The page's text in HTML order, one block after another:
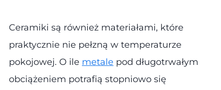
Ceramiki są również materiałami, które
praktycznie nie pełzną w temperaturze
pokojowej. O ile metale pod długotrwałym
obciążeniem potrafią stopniowo się